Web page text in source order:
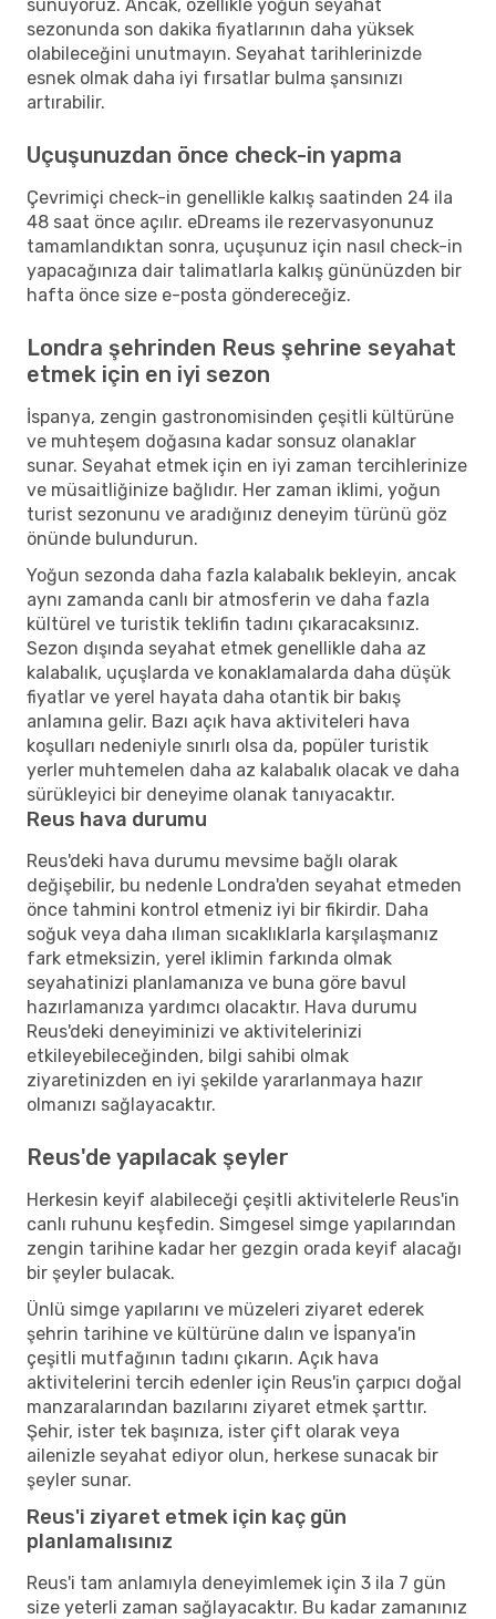
sunuyoruz. Ancak, özellikle yoğun seyahat
sezonunda son dakika fiyatlarının daha yüksek
olabileceğini unutmayın. Seyahat tarihlerinizde
esnek olmak daha iyi fırsatlar bulma şansınızı
artırabilir.
Uçuşunuzdan önce check-in yapma
Çevrimiçi check-in genellikle kalkış saatinden 24 ila
48 saat önce açılır. eDreams ile rezervasyonunuz
tamamlandıktan sonra, uçuşunuz için nasıl check-in
yapacağınıza dair talimatlarla kalkış gününüzden bir
hafta önce size e-posta göndereceğiz.
Londra şehrinden Reus şehrine seyahat
etmek için en iyi sezon
İspanya, zengin gastronomisinden çeşitli kültürüne
ve muhteşem doğasına kadar sonsuz olanaklar
sunar. Seyahat etmek için en iyi zaman tercihlerinize
ve müsaitliğinize bağlıdır. Her zaman iklimi, yoğun
turist sezonunu ve aradığınız deneyim türünü göz
önünde bulundurun.
Yoğun sezonda daha fazla kalabalık bekleyin, ancak
aynı zamanda canlı bir atmosferin ve daha fazla
kültürel ve turistik teklifin tadını çıkaracaksınız.
Sezon dışında seyahat etmek genellikle daha az
kalabalık, uçuşlarda ve konaklamalarda daha düşük
fiyatlar ve yerel hayata daha otantik bir bakış
anlamına gelir. Bazı açık hava aktiviteleri hava
koşulları nedeniyle sınırlı olsa da, popüler turistik
yerler muhtemelen daha az kalabalık olacak ve daha
sürükleyici bir deneyime olanak tanıyacaktır.
Reus hava durumu
Reus'deki hava durumu mevsime bağlı olarak
değişebilir, bu nedenle Londra'den seyahat etmeden
önce tahmini kontrol etmeniz iyi bir fikirdir. Daha
soğuk veya daha ılıman sıcaklıklarla karşılaşmanız
fark etmeksizin, yerel iklimin farkında olmak
seyahatinizi planlamanıza ve buna göre bavul
hazırlamanıza yardımcı olacaktır. Hava durumu
Reus'deki deneyiminizi ve aktivitelerinizi
etkileyebileceğinden, bilgi sahibi olmak
ziyaretinizden en iyi şekilde yararlanmaya hazır
olmanızı sağlayacaktır.
Reus'de yapılacak şeyler
Herkesin keyif alabileceği çeşitli aktivitelerle Reus'in
canlı ruhunu keşfedin. Simgesel simge yapılarından
zengin tarihine kadar her gezgin orada keyif alacağı
bir şeyler bulacak.
Ünlü simge yapılarını ve müzeleri ziyaret ederek
şehrin tarihine ve kültürüne dalın ve İspanya'in
çeşitli mutfağının tadını çıkarın. Açık hava
aktivitelerini tercih edenler için Reus'in çarpıcı doğal
manzaralarından bazılarını ziyaret etmek şarttır.
Şehir, ister tek başınıza, ister çift olarak veya
ailenizle seyahat ediyor olun, herkese sunacak bir
şeyler sunar.
Reus'i ziyaret etmek için kaç gün
planlamalısınız
Reus'i tam anlamıyla deneyimlemek için 3 ila 7 gün
size yeterli zaman sağlayacaktır. Bu kadar zamanınız